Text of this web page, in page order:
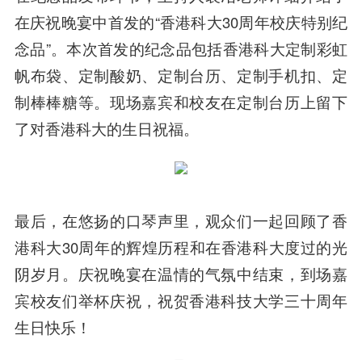
在庆祝晚宴中首发的“香港科大30周年校庆特别纪
念品”。本次首发的纪念品包括香港科大定制彩虹
帆布袋、定制酸奶、定制台历、定制手机扣、定
制棒棒糖等。现场嘉宾和校友在定制台历上留下
了对香港科大的生日祝福。
最后，在悠扬的口琴声里，观众们一起回顾了香
港科大30周年的辉煌历程和在香港科大度过的光
阴岁月。庆祝晚宴在温情的气氛中结束，到场嘉
宾校友们举杯庆祝，祝贺香港科技大学三十周年
生日快乐！